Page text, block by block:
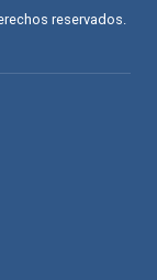
reservados.